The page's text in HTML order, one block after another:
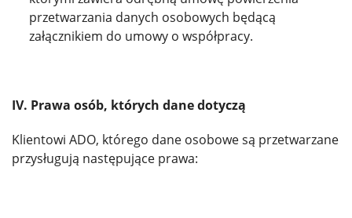
przetwarzania danych osobowych będącą
załącznikiem do umowy o współpracy.
IV. Prawa osób, których dane dotyczą
Klientowi ADO, którego dane osobowe są przetwarzane
przysługują następujące prawa: